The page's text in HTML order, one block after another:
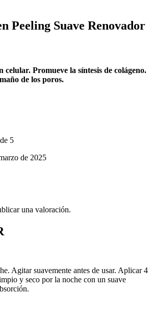
Peeling Suave Renovador
celular. Promueve la síntesis de colágeno.
de los poros.
de 5
de 2025
una valoración.
Agitar suavemente antes de usar. Aplicar 4
y seco por la noche con un suave